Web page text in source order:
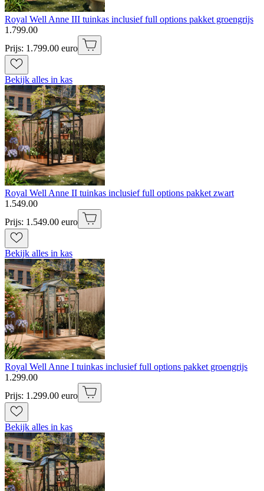
Royal Well Anne III tuinkas inclusief full options pakket groengrijs
1 .799.00
Prijs: 1.799.00 euro
Bekijk alles in kas
Royal Well Anne II tuinkas inclusief full options pakket zwart
1 .549.00
Prijs: 1.549.00 euro
Bekijk alles in kas
Royal Well Anne I tuinkas inclusief full options pakket groengrijs
1 .299.00
Prijs: 1.299.00 euro
Bekijk alles in kas